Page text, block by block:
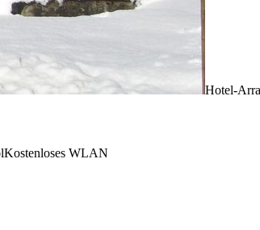
Hotel-
Kostenloses WLAN